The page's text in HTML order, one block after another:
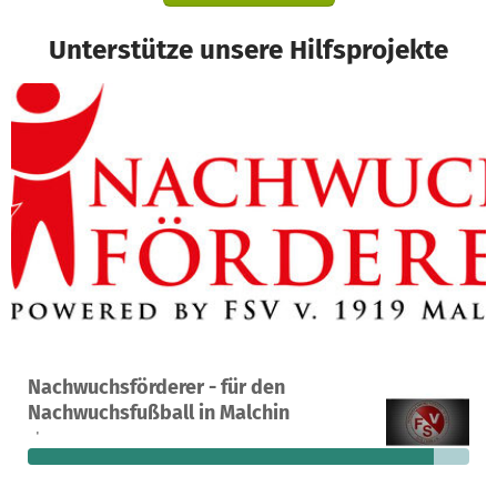
Unterstütze unsere Hilfsprojekte
Nachwuchsförderer - für den
Nachwuchsfußball in Malchin
Ein Projekt in Malchin, Deutschland
263 92 % 1.480 €
fehlen noch